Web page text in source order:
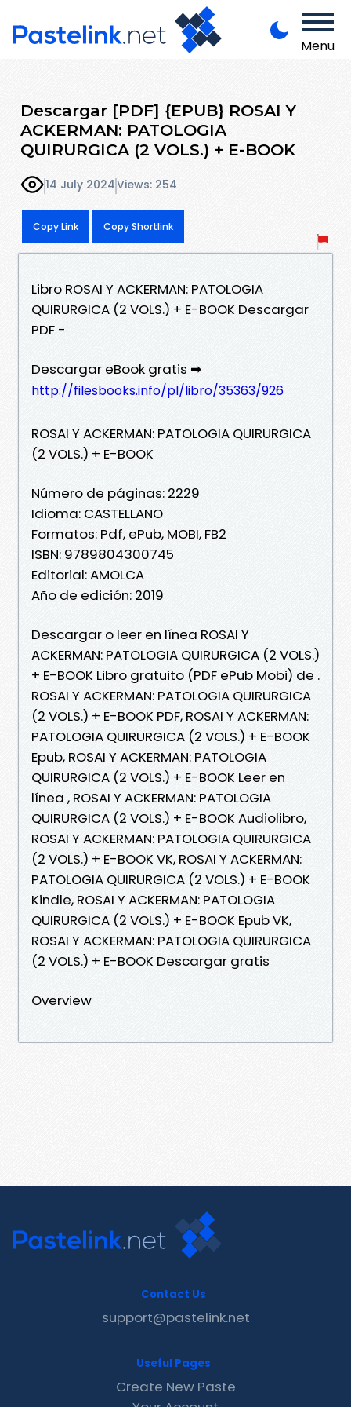
Menu
Descargar [PDF] {EPUB} ROSAI Y
ACKERMAN: PATOLOGIA
QUIRURGICA (2 VOLS.) + E-BOOK
14 July 2024Views: 254
Copy Link Copy Shortlink
Libro ROSAI Y ACKERMAN: PATOLOGIA
QUIRURGICA (2 VOLS.) + E-BOOK Descargar
PDF -
Descargar eBook gratis ➡
http://filesbooks.info/pl/libro/35363/926
ROSAI Y ACKERMAN: PATOLOGIA QUIRURGICA
(2 VOLS.) + E-BOOK
Número de páginas: 2229
Idioma: CASTELLANO
Formatos: Pdf, ePub, MOBI, FB2
ISBN: 9789804300745
Editorial: AMOLCA
Año de edición: 2019
Descargar o leer en línea ROSAI Y
ACKERMAN: PATOLOGIA QUIRURGICA (2 VOLS.)
+ E-BOOK Libro gratuito (PDF ePub Mobi) de .
ROSAI Y ACKERMAN: PATOLOGIA QUIRURGICA
(2 VOLS.) + E-BOOK PDF, ROSAI Y ACKERMAN:
PATOLOGIA QUIRURGICA (2 VOLS.) + E-BOOK
Epub, ROSAI Y ACKERMAN: PATOLOGIA
QUIRURGICA (2 VOLS.) + E-BOOK Leer en
línea , ROSAI Y ACKERMAN: PATOLOGIA
QUIRURGICA (2 VOLS.) + E-BOOK Audiolibro,
ROSAI Y ACKERMAN: PATOLOGIA QUIRURGICA
(2 VOLS.) + E-BOOK VK, ROSAI Y ACKERMAN:
PATOLOGIA QUIRURGICA (2 VOLS.) + E-BOOK
Kindle, ROSAI Y ACKERMAN: PATOLOGIA
QUIRURGICA (2 VOLS.) + E-BOOK Epub VK,
ROSAI Y ACKERMAN: PATOLOGIA QUIRURGICA
(2 VOLS.) + E-BOOK Descargar gratis
Overview
Contact Us
support@pastelink.net
Useful Pages
Create New Paste